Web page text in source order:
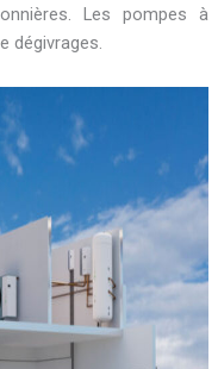
Les pompes à
dégivrages.